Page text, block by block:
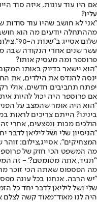
אם היו עוד עונות, איזה סוד
עליו?
"אני לא חושב שהיו עוד סודות
מההתחלה יודעים מה הוא
שלום אסייג ב"שנות ה-90",צילום: מתוך הסדרה, רשת 13
עשר שנים אחרי הנקודה שבה
פרוספר ומה מעסיק אותו?
"הוא יישאר בדיוק באותו
ינסה להנדס את הילדים, את
יפתח תחביבים חדשים, אולי רק
אם פרוספר היה יכול להיות
"הוא היה אומר שהמצב על
בינינו? הייתם צריכים לראות
הולכים מכות ונפצעים, אחרי
"הניסיון שלי ושל ליליאן
המצחיקים". אסייג,צילום:
מה המשפט הכי חזק של
"'תגיד, אתה מטומטם?' - זה
מה הפספוס שאתה הכי זוכר
"יש הרבה. אנחנו בכל עונה
שלי ושל ליליאן לדבר יחד כל
היה לנו מאוד־מאוד קשה